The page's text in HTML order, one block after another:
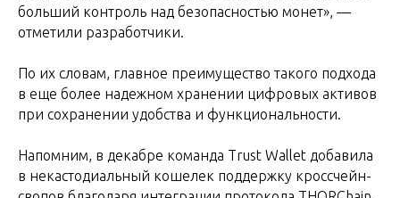
больший контроль над безопасностью монет», —
отметили разработчики.
По их словам, главное преимущество такого подхода
в еще более надежном хранении цифровых активов
при сохранении удобства и функциональности.
Напомним, в декабре команда Trust Wallet добавила
в некастодиальный кошелек поддержку кроссчейн-